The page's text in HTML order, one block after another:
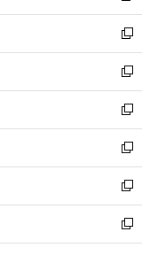
開
く
ウ
で
開
く
ン
ド
ウ
で
開
く
ウ
ィ
ン
ド
ウ
で
開
く
し
い
ウ
ィ
ン
ド
ウ
で
開
く
新
し
い
ウ
ィ
ン
ド
ウ
で
開
く
新
し
い
ウ
ィ
ン
ド
ウ
で
開
新
し
い
ウ
ィ
ン
ド
ウ
新
し
い
ウ
ィ
ン
新
し
い
ウ
新
し